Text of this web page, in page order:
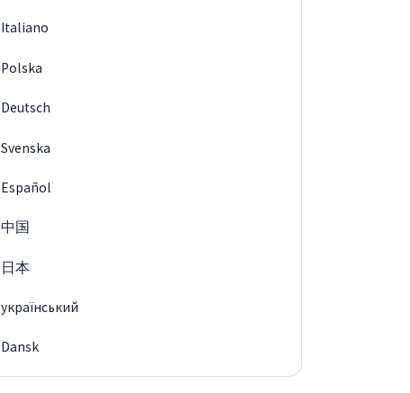
Italiano
Polska
Deutsch
Svenska
Español
中国
日本
український
Dansk